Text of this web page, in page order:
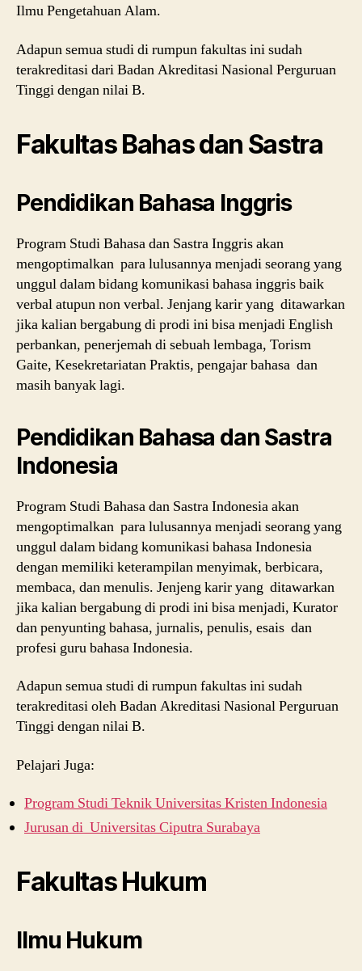
Ilmu Pengetahuan Alam.
Adapun semua studi di rumpun fakultas ini sudah
terakreditasi dari Badan Akreditasi Nasional Perguruan
Tinggi dengan nilai B.
Fakultas Bahas dan Sastra
Pendidikan Bahasa Inggris
Program Studi Bahasa dan Sastra Inggris akan
mengoptimalkan para lulusannya menjadi seorang yang
unggul dalam bidang komunikasi bahasa inggris baik
verbal atupun non verbal. Jenjang karir yang ditawarkan
jika kalian bergabung di prodi ini bisa menjadi English
perbankan, penerjemah di sebuah lembaga, Torism
Gaite, Kesekretariatan Praktis, pengajar bahasa dan
masih banyak lagi.
Pendidikan Bahasa dan Sastra
Indonesia
Program Studi Bahasa dan Sastra Indonesia akan
mengoptimalkan para lulusannya menjadi seorang yang
unggul dalam bidang komunikasi bahasa Indonesia
dengan memiliki keterampilan menyimak, berbicara,
membaca, dan menulis. Jenjeng karir yang ditawarkan
jika kalian bergabung di prodi ini bisa menjadi, Kurator
dan penyunting bahasa, jurnalis, penulis, esais dan
profesi guru bahasa Indonesia.
Adapun semua studi di rumpun fakultas ini sudah
terakreditasi oleh Badan Akreditasi Nasional Perguruan
Tinggi dengan nilai B.
Pelajari Juga:
Program Studi Teknik Universitas Kristen Indonesia
Jurusan di Universitas Ciputra Surabaya
Fakultas Hukum
Ilmu Hukum